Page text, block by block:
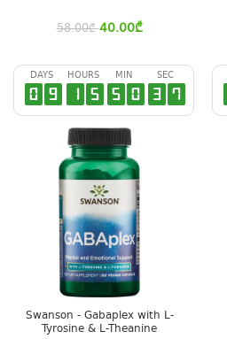
58.00₾ 40.00₾
DAYS
0 9
HOURS
1 5
MIN
5 0
SEC
3 6
Swanson - Gabaplex with L-
Tyrosine & L-Theanine